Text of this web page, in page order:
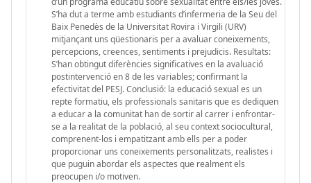
S’ha dut a terme amb estudiants d’infermeria de la Seu del
Baix Penedès de la Universitat Rovira i Virgili (URV)
mitjançant uns qüestionaris per a avaluar coneixements,
percepcions, creences, sentiments i prejudicis. Resultats:
S’han obtingut diferències significatives en la avaluació
postintervenció en 8 de les variables; confirmant la
efectivitat del PESJ. Conclusió: la educació sexual es un
repte formatiu, els professionals sanitaris que es dediquen
a educar a la comunitat han de sortir al carrer i enfrontar-
se a la realitat de la població, al seu context sociocultural,
comprenent-los i empatitzant amb ells per a poder
proporcionar uns coneixements personalitzats, realistes i
que puguin abordar els aspectes que realment els
preocupen i/o motiven.